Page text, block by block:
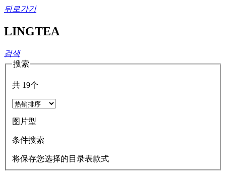
뒤로가기
LINGTEA
검색
搜索
共 19个
图片型
条件搜索
将保存您选择的目录表款式